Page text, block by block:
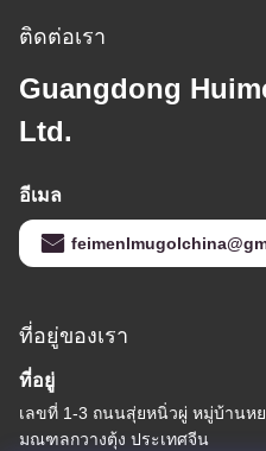
ติดต่อเรา
Guangdong
Ltd.
อีเมล
ที่อยู่ของเรา
ที่อยู่
เลขที่ 1-3 ถนนสุ่ยหนิ่วผู่ หมู่บ้านหย
มณฑลกวางตุ้ง ประเทศจีน